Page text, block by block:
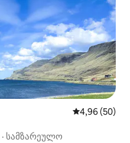
საშუალო
4,96 (50)
· სამზარეულო